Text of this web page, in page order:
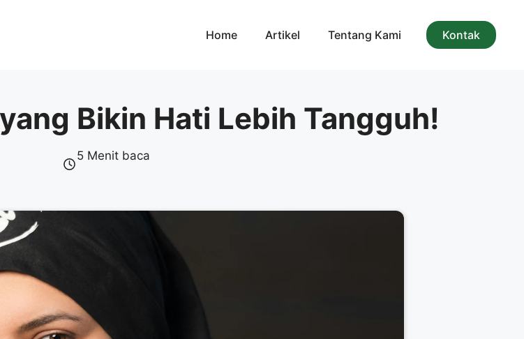
Home Artikel Tentang Kami Kontak
Bikin Hati Lebih Tangguh!
5 Menit baca